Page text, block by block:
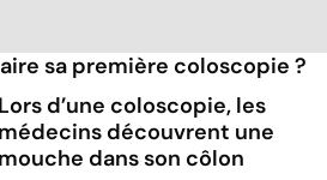
sa première coloscopie ?
Lors d’une coloscopie, les
médecins découvrent une
mouche dans son côlon